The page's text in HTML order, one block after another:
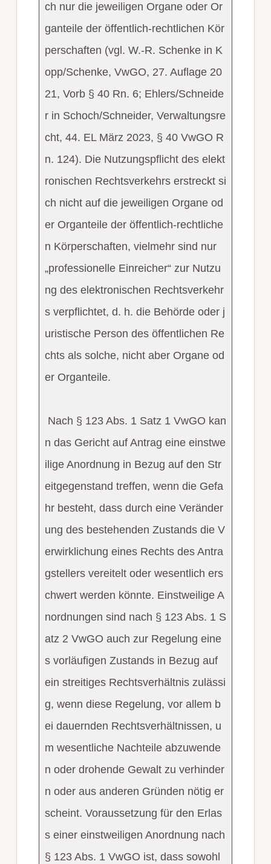
ch nur die jeweiligen Organe oder Or
ganteile der öffentlich-rechtlichen Kör
perschaften (vgl. W.-R. Schenke in K
opp/Schenke, VwGO, 27. Auflage 20
21, Vorb § 40 Rn. 6; Ehlers/Schneide
r in Schoch/Schneider, Verwaltungsre
cht, 44. EL März 2023, § 40 VwGO R
n. 124). Die Nutzungspflicht des elekt
ronischen Rechtsverkehrs erstreckt si
ch nicht auf die jeweiligen Organe od
er Organteile der öffentlich-rechtliche
n Körperschaften, vielmehr sind nur
„professionelle Einreicher“ zur Nutzu
ng des elektronischen Rechtsverkehr
s verpflichtet, d. h. die Behörde oder j
uristische Person des öffentlichen Re
chts als solche, nicht aber Organe od
er Organteile.
Nach § 123 Abs. 1 Satz 1 VwGO kan
n das Gericht auf Antrag eine einstwe
ilige Anordnung in Bezug auf den Str
eitgegenstand treffen, wenn die Gefa
hr besteht, dass durch eine Veränder
ung des bestehenden Zustands die V
erwirklichung eines Rechts des Antra
gstellers vereitelt oder wesentlich ers
chwert werden könnte. Einstweilige A
nordnungen sind nach § 123 Abs. 1 S
atz 2 VwGO auch zur Regelung eine
s vorläufigen Zustands in Bezug auf
ein streitiges Rechtsverhältnis zulässi
g, wenn diese Regelung, vor allem b
ei dauernden Rechtsverhältnissen, u
m wesentliche Nachteile abzuwende
n oder drohende Gewalt zu verhinder
n oder aus anderen Gründen nötig er
scheint. Voraussetzung für den Erlas
s einer einstweiligen Anordnung nach
§ 123 Abs. 1 VwGO ist, dass sowohl